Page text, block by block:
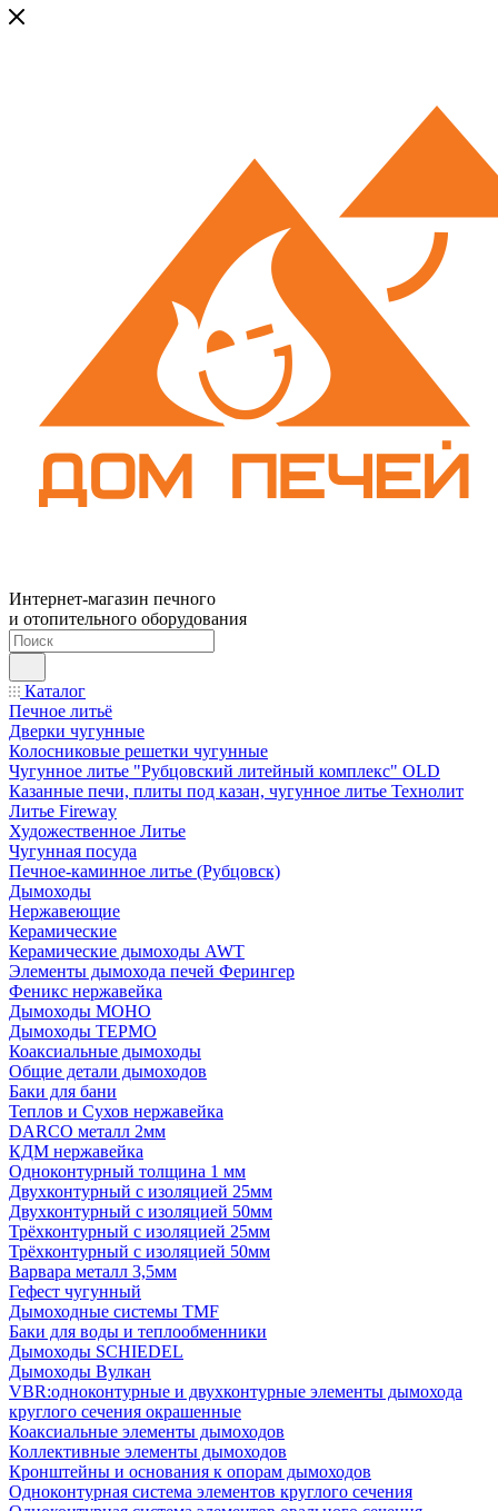
Интернет-магазин печного
и отопительного оборудования
Каталог
Печное литьё
Дверки чугунные
Колосниковые решетки чугунные
Чугунное литье "Рубцовский литейный комплекс" OLD
Казанные печи, плиты под казан, чугунное литье Технолит
Литье Fireway
Художественное Литье
Чугунная посуда
Печное-каминное литье (Рубцовск)
Дымоходы
Нержавеющие
Керамические
Керамические дымоходы AWT
Элементы дымохода печей Ферингер
Феникс нержавейка
Дымоходы МОНО
Дымоходы ТЕРМО
Коаксиальные дымоходы
Общие детали дымоходов
Баки для бани
Теплов и Сухов нержавейка
DARCO металл 2мм
КДМ нержавейка
Одноконтурный толщина 1 мм
Двухконтурный с изоляцией 25мм
Двухконтурный с изоляцией 50мм
Трёхконтурный с изоляцией 25мм
Трёхконтурный с изоляцией 50мм
Варвара металл 3,5мм
Гефест чугунный
Дымоходные системы TMF
Баки для воды и теплообменники
Дымоходы SCHIEDEL
Дымоходы Вулкан
VBR:одноконтурные и двухконтурные элементы дымохода
круглого сечения окрашенные
Коаксиальные элементы дымоходов
Коллективные элементы дымоходов
Кронштейны и основания к опорам дымоходов
Одноконтурная система элементов круглого сечения